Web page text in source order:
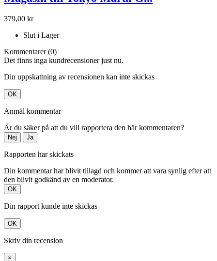
379,00 kr
Slut i Lager
Kommentarer (0)
Det finns inga kundrecensioner just nu.
Din uppskattning av recensionen kan inte skickas
OK
Anmäl kommentar
Är du säker på att du vill rapportera den här kommentaren?
Nej Ja
Rapporten har skickats
Din kommentar har blivit tillagd och kommer att vara synlig efter att
den blivit godkänd av en moderator.
OK
Din rapport kunde inte skickas
OK
Skriv din recension
×